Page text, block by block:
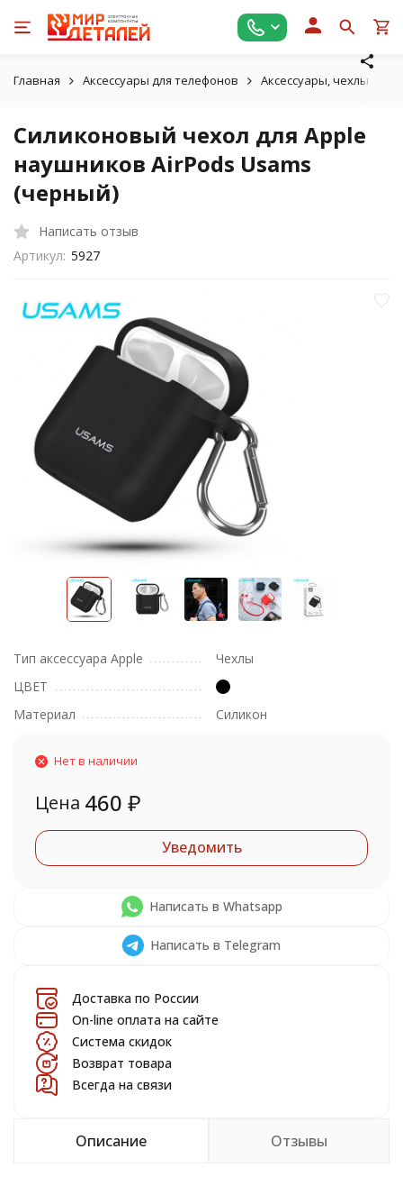
Главная Аксессуары для телефонов Аксессуары, чехлы для
Силиконовый чехол для Apple
наушников AirPods Usams
(черный)
Написать отзыв
Артикул: 5927
Тип аксессуара Apple
Чехлы
ЦВЕТ
Материал
Силикон
Нет в наличии
Цена 460 ₽
Уведомить
Написать в Whatsapp
Написать в Telegram
Доставка по России
On-line оплата на сайте
Система скидок
Возврат товара
Всегда на связи
Описание Отзывы